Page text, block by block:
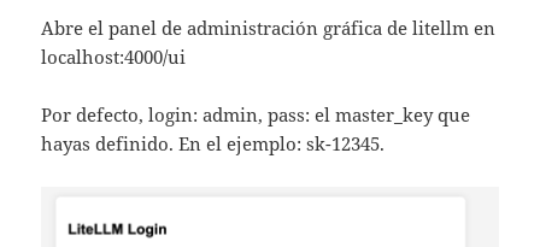
Abre el panel de administración gráfica de litellm en
localhost:4000/ui
Por defecto, login: admin, pass: el master_key que
hayas definido. En el ejemplo: sk-12345.